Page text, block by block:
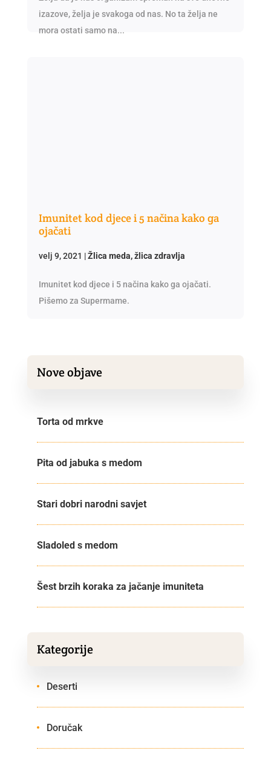
izazove, želja je svakoga od nas. No ta želja ne
mora ostati samo na...
Imunitet kod djece i 5 načina kako ga
ojačati
velj 9, 2021 |Žlica meda, žlica zdravlja
Imunitet kod djece i 5 načina kako ga ojačati.
Pišemo za Supermame.
Nove objave
Torta od mrkve
Pita od jabuka s medom
Stari dobri narodni savjet
Sladoled s medom
Šest brzih koraka za jačanje imuniteta
Kategorije
Deserti
Doručak